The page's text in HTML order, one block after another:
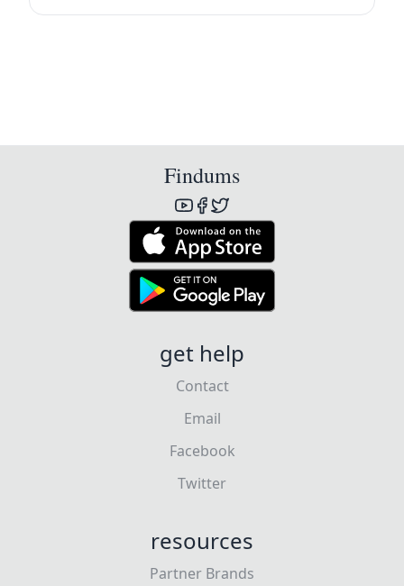
Findums
get help
Contact
Email
Facebook
Twitter
resources
Partner Brands